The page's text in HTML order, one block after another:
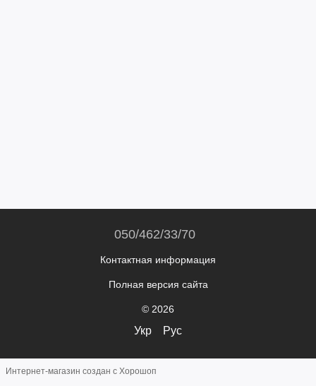
050/462/33/70
Контактная информация
Полная версия сайта
© 2026
Укр Рус
Интернет-магазин создан с Хорошоп